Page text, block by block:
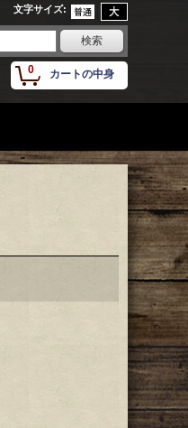
文字サイズ:
0 カートの中身